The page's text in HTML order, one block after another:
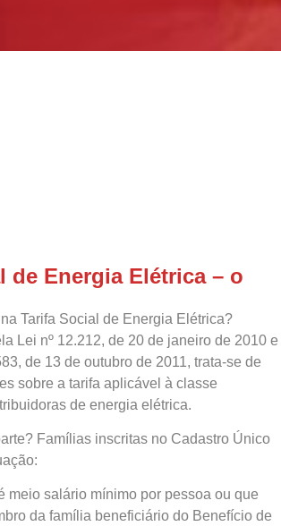
de Energia Elétrica – o
Tarifa Social de Energia Elétrica?
Lei nº 12.212, de 20 de janeiro de 2010 e
de 13 de outubro de 2011, trata-se de
sobre a tarifa aplicável à classe
de energia elétrica.
Famílias inscritas no Cadastro Único
meio salário mínimo por pessoa ou que
da família beneficiário do Benefício de